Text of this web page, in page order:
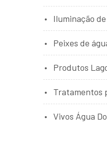
Iluminação
Peixes de
Produtos
Tratamentos
Vivos Água